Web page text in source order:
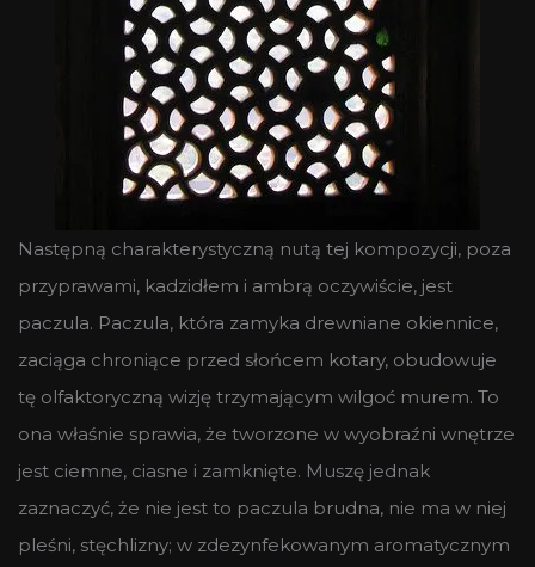
Następną charakterystyczną nutą tej kompozycji, poza
przyprawami, kadzidłem i ambrą oczywiście, jest
paczula. Paczula, która zamyka drewniane okiennice,
zaciąga chroniące przed słońcem kotary, obudowuje
tę olfaktoryczną wizję trzymającym wilgoć murem. To
ona właśnie sprawia, że tworzone w wyobraźni wnętrze
jest ciemne, ciasne i zamknięte. Muszę jednak
zaznaczyć, że nie jest to paczula brudna, nie ma w niej
pleśni, stęchlizny; w zdezynfekowanym aromatycznym